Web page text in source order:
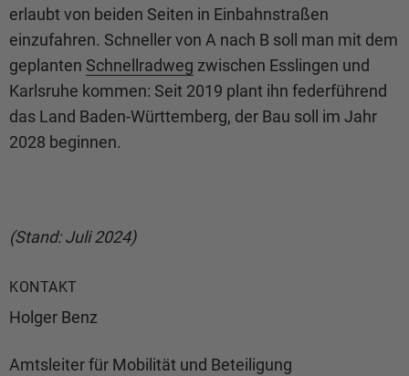
erlaubt von beiden Seiten in Einbahnstraßen
einzufahren. Schneller von A nach B soll man mit dem
geplanten Schnellradweg zwischen Esslingen und
Karlsruhe kommen: Seit 2019 plant ihn federführend
das Land Baden-Württemberg, der Bau soll im Jahr
2028 beginnen.
(Stand: Juli 2024)
KONTAKT
Holger Benz
Amtsleiter für Mobilität und Beteiligung